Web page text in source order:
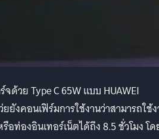
จด้วย Type C 65W แบบ HUAWEI
ยยังคอนเฟิร์มการใช้งานว่าสามารถใช้
อท่องอินเทอร์เน็ตได้ถึง 8.5 ชั่วโมง โ